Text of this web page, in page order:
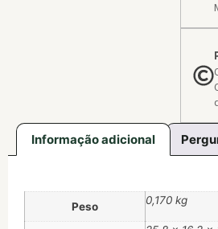
Informação adicional
Peso 0,170 kg